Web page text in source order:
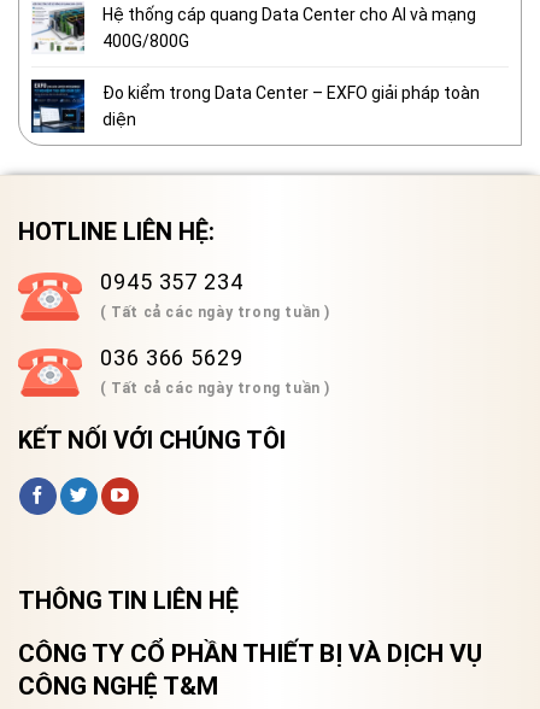
Hệ thống cáp quang Data Center cho AI và mạng
400G/800G
Đo kiểm trong Data Center – EXFO giải pháp toàn
diện
HOTLINE LIÊN HỆ:
0945 357 234
( Tất cả các ngày trong tuần )
036 366 5629
( Tất cả các ngày trong tuần )
KẾT NỐI VỚI CHÚNG TÔI
THÔNG TIN LIÊN HỆ
CÔNG TY CỔ PHẦN THIẾT BỊ VÀ DỊCH VỤ
CÔNG NGHỆ T&M